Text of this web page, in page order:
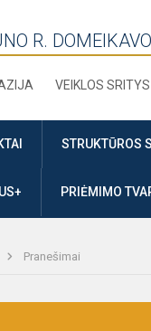
R.
VEIKLOS SRITYS
STRUKTŪROS
PRIĖMIMO
Pranešimai